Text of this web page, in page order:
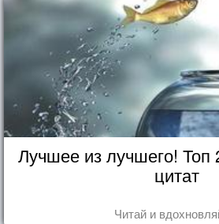
Лучшее из лучшего! Топ
цитат
Читай и